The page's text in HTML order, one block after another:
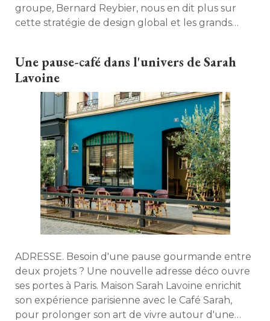
groupe, Bernard Reybier, nous en dit plus sur
cette stratégie de design global et les grands
conçu pour les intérieurs.
Une pause-café dans l'univers de Sarah
Lavoine
ADRESSE. Besoin d'une pause gourmande entre
deux projets ? Une nouvelle adresse déco ouvre
ses portes à Paris. Maison Sarah Lavoine enrichit
son expérience parisienne avec le Café Sarah,
pour prolonger son art de vivre autour d'une